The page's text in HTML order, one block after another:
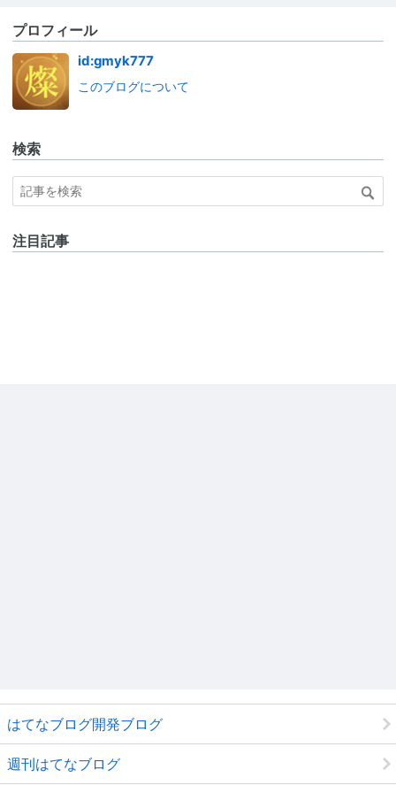
プロフィール
id:gmyk777
このブログについて
検索
注目記事
はてなブログ開発ブログ
週刊はてなブログ